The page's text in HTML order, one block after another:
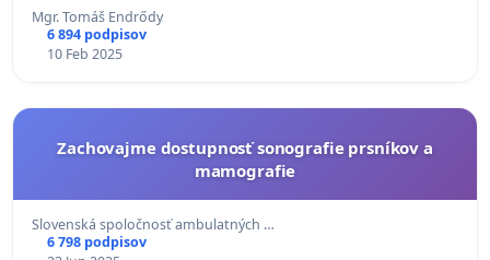
Mgr. Tomáš Endrődy
6 894 podpisov
10 Feb 2025
Zachovajme dostupnosť sonografie prsníkov a
mamografie
Slovenská spoločnosť ambulatných …
6 798 podpisov